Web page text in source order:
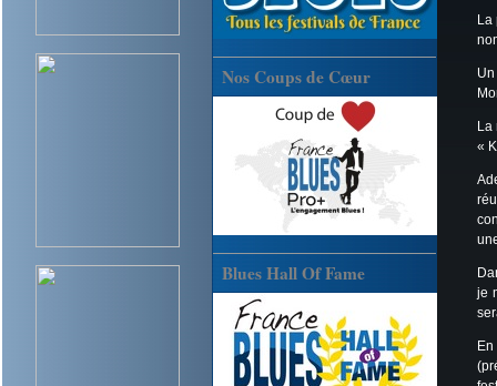
La
La
«
je
Nos Coups de Cœur
Blues Hall Of Fame